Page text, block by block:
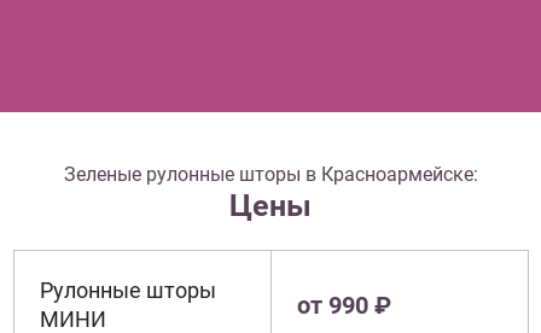
Зеленые рулонные шторы в Красноармейске:
Цены
Рулонные шторы
МИНИ
от 990 ₽